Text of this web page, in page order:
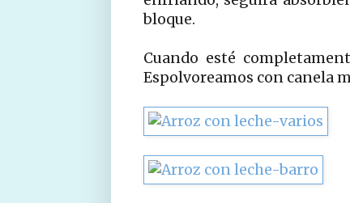
bloque.
Cuando esté
Espolvoreamos con canela